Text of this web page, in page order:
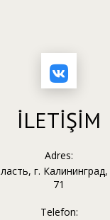
İLETİŞİM
Adres:
г.
71
Telefon: